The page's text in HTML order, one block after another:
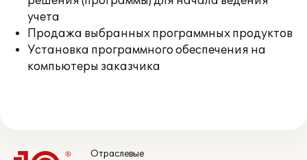
учета
Продажа выбранных программных продуктов
Установка программного обеспечения на
компьютеры заказчика
Отраслевые